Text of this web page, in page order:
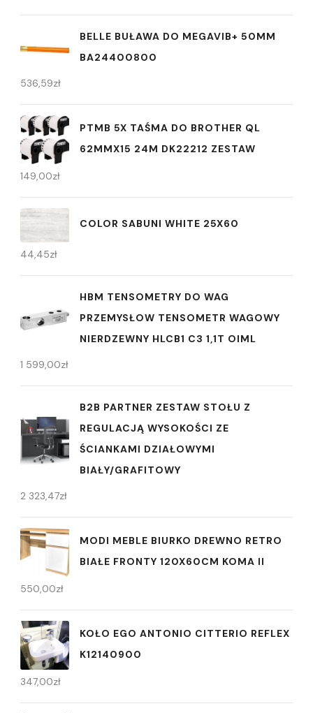
BELLE BUŁAWA DO MEGAVIB+ 50MM
BA24400800
536,59zł
PTMB 5X TAŚMA DO BROTHER QL
62MMX15 24M DK22212 ZESTAW
149,00zł
COLOR SABUNI WHITE 25X60
44,45zł
HBM TENSOMETRY DO WAG
PRZEMYSŁOW TENSOMETR WAGOWY
NIERDZEWNY HLCB1 C3 1,1T OIML
1 599,00zł
B2B PARTNER ZESTAW STOŁU Z
REGULACJĄ WYSOKOŚCI ZE
ŚCIANKAMI DZIAŁOWYMI
BIAŁY/GRAFITOWY
2 323,47zł
MODI MEBLE BIURKO DREWNO RETRO
BIAŁE FRONTY 120X60CM KOMA II
550,00zł
KOŁO EGO ANTONIO CITTERIO REFLEX
K12140900
347,00zł